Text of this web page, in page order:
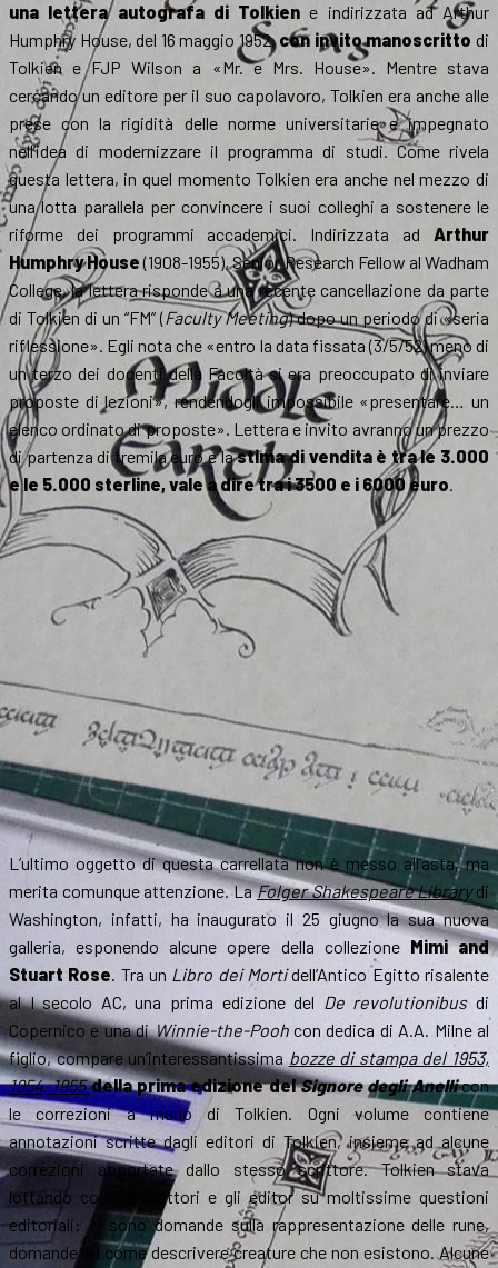
una lettera autografa di Tolkien e indirizzata ad Arthur
Humphry House, del 16 maggio 1952,con invito manoscritto di
Tolkien e FJP Wilson a «Mr. e Mrs. House». Mentre stava
cercando un editore per il suo capolavoro, Tolkien era anche alle
prese con la rigidità delle norme universitarie e impegnato
nell’idea di modernizzare il programma di studi. Come rivela
questa lettera, in quel momento Tolkien era anche nel mezzo di
una lotta parallela per convincere i suoi colleghi a sostenere le
riforme dei programmi accademici. Indirizzata ad Arthur
Humphry House(1908-1955), Senior Research Fellow al Wadham
College, la lettera risponde a una recente cancellazione da parte
di Tolkien di un “FM” (Faculty Meeting) dopo un periodo di «seria
riflessione». Egli nota che «entro la data fissata (3/5/52) meno di
un terzo dei docenti della Facoltà si era preoccupato di inviare
proposte di lezioni», rendendogli impossibile «presentare… un
elenco ordinato di proposte». Lettera e invito avranno un prezzo
di partenza di tremila euro e lastima di vendita è tra le 3.000
e le 5.000 sterline, vale a dire tra i 3500 e i 6000 euro.
L’ultimo oggetto di questa carrellata non è messo all’asta, ma
merita comunque attenzione. LaFolger Shakespeare Librarydi
Washington, infatti, ha inaugurato il 25 giugno la sua nuova
galleria, esponendo alcune opere della collezione Mimi and
Stuart Rose. Tra un Libro dei Mortidell’Antico Egitto risalente
al I secolo AC, una prima edizione del De revolutionibusdi
Copernico e una diWinnie-the-Poohcon dedica di A.A. Milne al
figlio, compare un’interessantissima bozze di stampa del 1953,
1954, 1955della prima edizione delSignore degli Anellicon
le correzioni a mano di Tolkien. Ogni volume contiene
annotazioni scritte dagli editori di Tolkien, insieme ad alcune
correzioni apportate dallo stesso scrittore. Tolkien stava
lottando con i correttori e gli editor su moltissime questioni
editoriali: ci sono domande sulla rappresentazione delle rune,
domande su come descrivere creature che non esistono. Alcune